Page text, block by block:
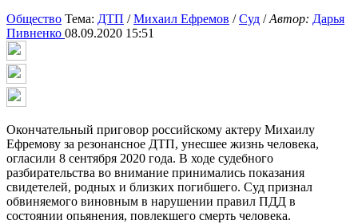
Общество Тема: ДТП /Михаил Ефремов /Суд /Автор: Дарья
Пивненко 08.09.2020 15:51
Окончательный приговор российскому актеру Михаилу
Ефремову за резонансное ДТП, унесшее жизнь человека,
огласили 8 сентября 2020 года. В ходе судебного
разбирательства во внимание принимались показания
свидетелей, родных и близких погибшего. Суд признал
обвиняемого виновным в нарушении правил ПДД в
состоянии опьянения, повлекшего смерть человека.